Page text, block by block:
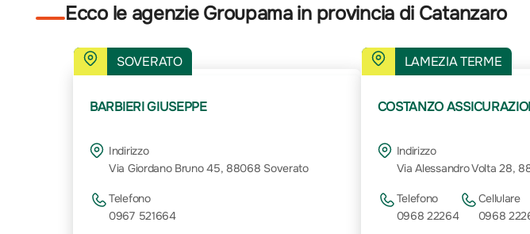
Ecco le agenzie Groupama in provincia di Catanzaro
SOVERATO
BARBIERI GIUSEPPE
Indirizzo
Via Giordano Bruno 45, 88068 Soverato
Telefono
0967 521664
LAMEZIA TERME
COSTANZO
Indirizzo
Via Alessandro Volta 28,
Telefono
0968 22264
Cellulare
0968